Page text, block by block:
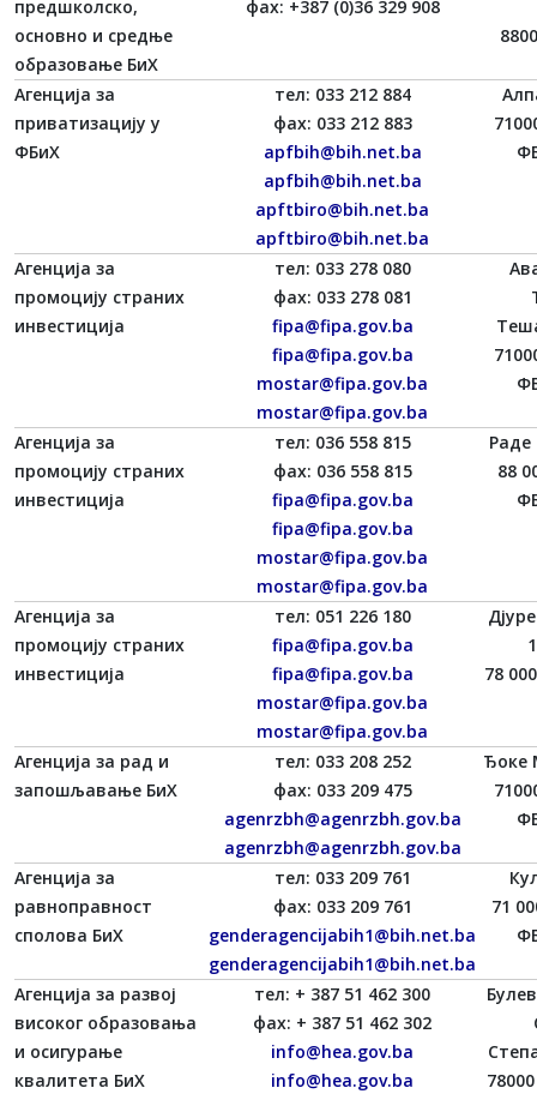
предшколско,
основно и средње
образовање БиХ
фаx: +387 (0)36 329 908
Агенција за
приватизацију у
ФБиХ
тел: 033 212 884
фаx: 033 212 883
apfbih@bih.net.ba
apfbih@bih.net.ba
apftbiro@bih.net.ba
apftbiro@bih.net.ba
Агенција за
промоцију страних
инвестиција
тел: 033 278 080
фаx: 033 278 081
fipa@fipa.gov.ba
fipa@fipa.gov.ba
mostar@fipa.gov.ba
mostar@fipa.gov.ba
Агенција за
промоцију страних
инвестиција
тел: 036 558 815
фаx: 036 558 815
fipa@fipa.gov.ba
fipa@fipa.gov.ba
mostar@fipa.gov.ba
mostar@fipa.gov.ba
Раде
88
Агенција за
промоцију страних
инвестиција
тел: 051 226 180
fipa@fipa.gov.ba
fipa@fipa.gov.ba
mostar@fipa.gov.ba
mostar@fipa.gov.ba
78
Агенција за рад и
запошљавање БиХ
тел: 033 208 252
фаx: 033 209 475
agenrzbh@agenrzbh.gov.ba
agenrzbh@agenrzbh.gov.ba
Ђоке
Агенција за
равноправност
сполова БиХ
тел: 033 209 761
фаx: 033 209 761
genderagencijabih1@bih.net.ba
genderagencijabih1@bih.net.ba
71
Агенција за развој
високог образовања
и осигурање
квалитета БиХ
тел: + 387 51 462 300
фаx: + 387 51 462 302
info@hea.gov.ba
info@hea.gov.ba